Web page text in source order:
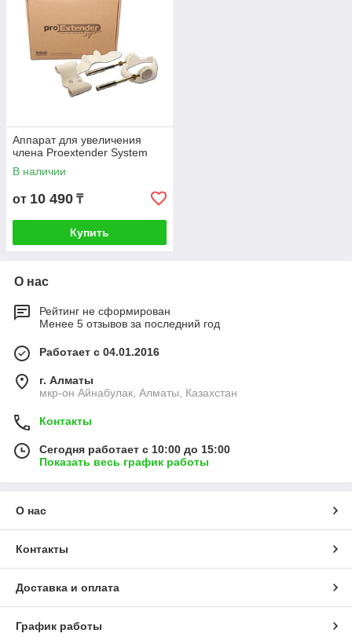
Аппарат для увеличения
члена Proextender System
В наличии
от 10 490 ₸
Купить
О нас
Рейтинг не сформирован
Менее 5 отзывов за последний год
Работает с 04.01.2016
г. Алматы
мкр-он Айнабулак, Алматы, Казахстан
Контакты
Сегодня работает с 10:00 до 15:00
Показать весь график работы
О нас
Контакты
Доставка и оплата
График работы